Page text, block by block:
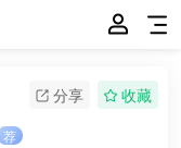
分享 收藏
荐